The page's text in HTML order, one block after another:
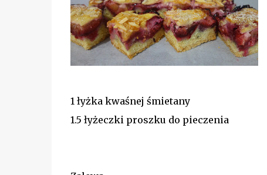
1 łyżka kwaśnej śmietany
1.5 łyżeczki proszku do pieczenia